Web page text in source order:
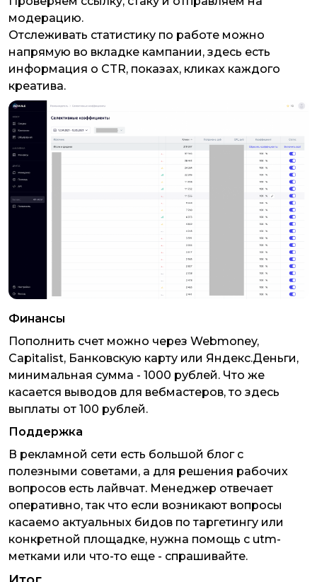
модерацию.
Отслеживать статистику по работе можно
напрямую во вкладке кампании, здесь есть
информация о CTR, показах, кликах каждого
креатива.
Финансы
Пополнить счет можно через Webmoney,
Capitalist, Банковскую карту или Яндекс.Деньги,
минимальная сумма - 1000 рублей. Что же
касается выводов для вебмастеров, то здесь
выплаты от 100 рублей.
Поддержка
В рекламной сети есть большой блог с
полезными советами, а для решения рабочих
вопросов есть лайвчат. Менеджер отвечает
оперативно, так что если возникают вопросы
касаемо актуальных бидов по таргетингу или
конкретной площадке, нужна помощь с utm-
метками или что-то еще - спрашивайте.